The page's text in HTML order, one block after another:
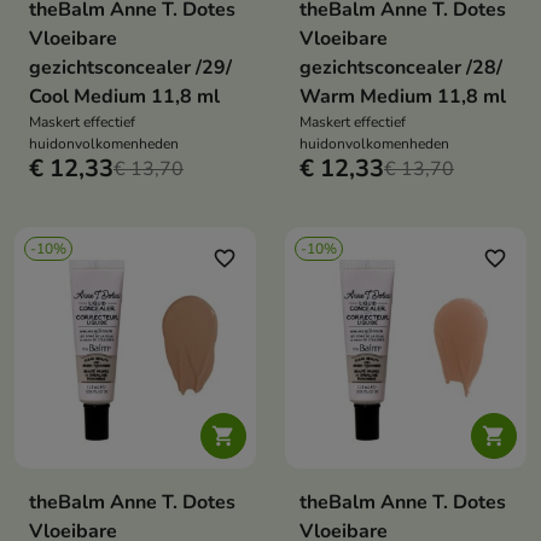
theBalm Anne T. Dotes
Vloeibare
gezichtsconcealer /29/
Cool Medium 11,8 ml
Maskert effectief
huidonvolkomenheden
€ 12,33€ 13,70
theBalm Anne T. Dotes
Vloeibare
gezichtsconcealer /28/
Warm Medium 11,8 ml
Maskert effectief
huidonvolkomenheden
€ 12,33€ 13,70
-10%

favorite_border
theBalm Anne T. Dotes
Vloeibare
-10%

favorite_border
theBalm Anne T. Dotes
Vloeibare